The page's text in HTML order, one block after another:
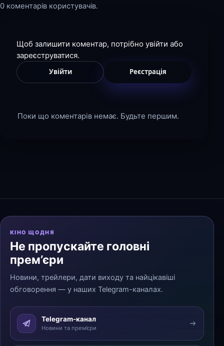
0 коментарів користувачів.
Щоб залишити коментар, потрібно увійти або
зареєструватися.
Увійти Реєстрація
Поки що коментарів немає. Будьте першим.
КІНО ЩОДНЯ
Не пропускайте головні
прем’єри
Новини, трейлери, дати виходу та найцікавіші
обговорення — у наших Telegram-каналах.
Telegram-канал
Новини та прем’єри